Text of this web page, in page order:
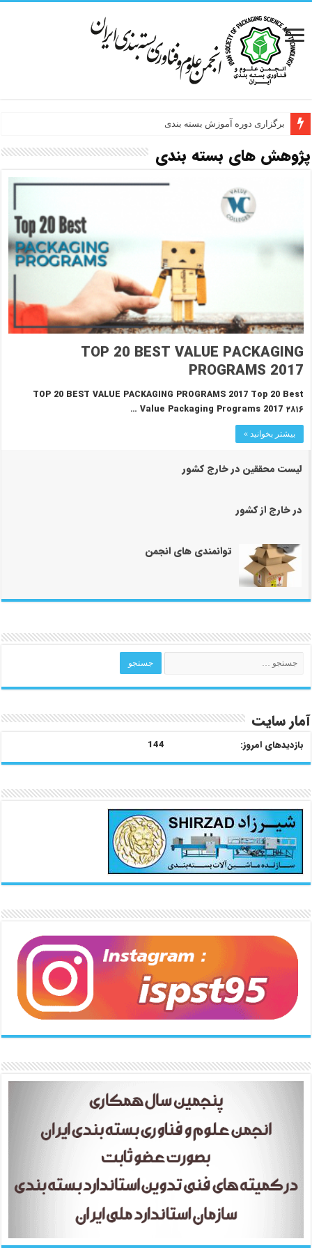
برگزاری دوره آموزش بسته بندی
پژوهش های بسته بندی
TOP 20 BEST VALUE PACKAGING
PROGRAMS 2017
TOP 20 BEST VALUE PACKAGING PROGRAMS 2017 Top 20 Best
Value Packaging Programs 2017 ۲۸۱۶ …
بیشتر بخوانید »
لیست محققین در خارج کشور
در خارج از کشور
توانمندی های انجمن
آمار سایت
بازدیدهای امروز: 144